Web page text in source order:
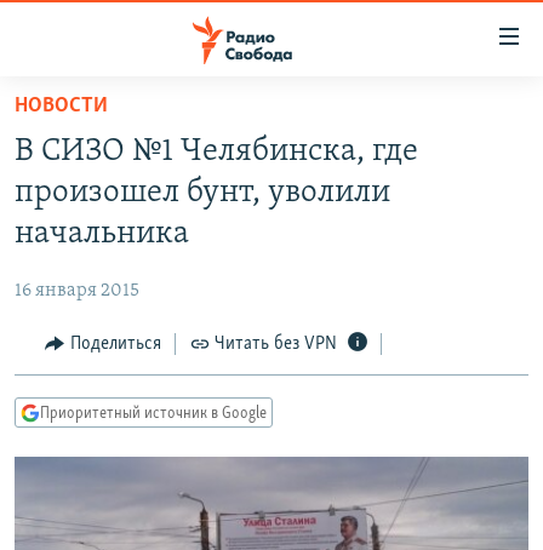
упрощенного
доступа
основному
Вернутся
Вернутся
АВТОРСКИЕ ПРОЕКТЫ
МНЕНИЯ
КУЛЬТУРА
КАВКАЗ.РЕАЛИИ
СИБИРЬ.РЕАЛИИ
НОВОСТИ
В СИЗО №1 Челябинска, где
произошел бунт, уволили
начальника
16 января 2015
Поделиться Читать без VPN
Приоритетный источник в Google